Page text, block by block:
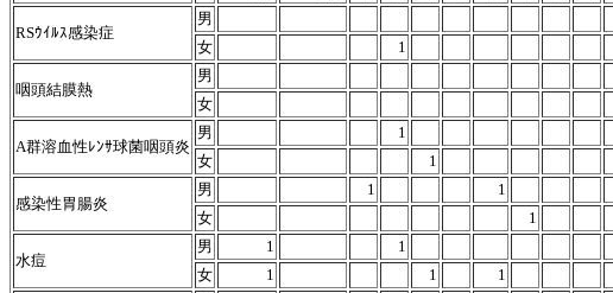
RSｳｲﾙｽ感染症
男
女
1
咽頭結膜熱
男
女
A群溶血性ﾚﾝｻ球菌咽頭炎
男 1
女
1
感染性胃腸炎
男 1 1
女
1
水痘
男 1 1
女
1 1 1